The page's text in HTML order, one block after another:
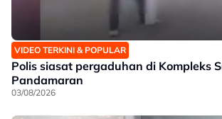
VIDEO TERKINI & POPULAR
Polis siasat pergaduhan di Kompleks
Pandamaran
03/08/2026